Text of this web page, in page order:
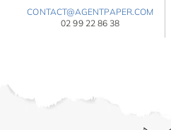
CONTACT@AGENTPAPER.COM
02 99 22 86 38